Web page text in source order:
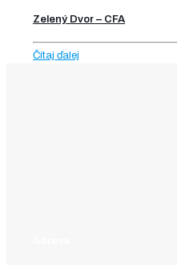
Zelený Dvor – CFA
Čítaj ďalej